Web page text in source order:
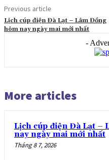
Previous article
Lịch cúp điện Đà Lạt – Lâm Đồng
hôm nay ngày mai mới nhất
-
More articles
Lịch cúp điện Đà Lạt –
nay ngày mai mới nhất
Tháng 8 7, 2026